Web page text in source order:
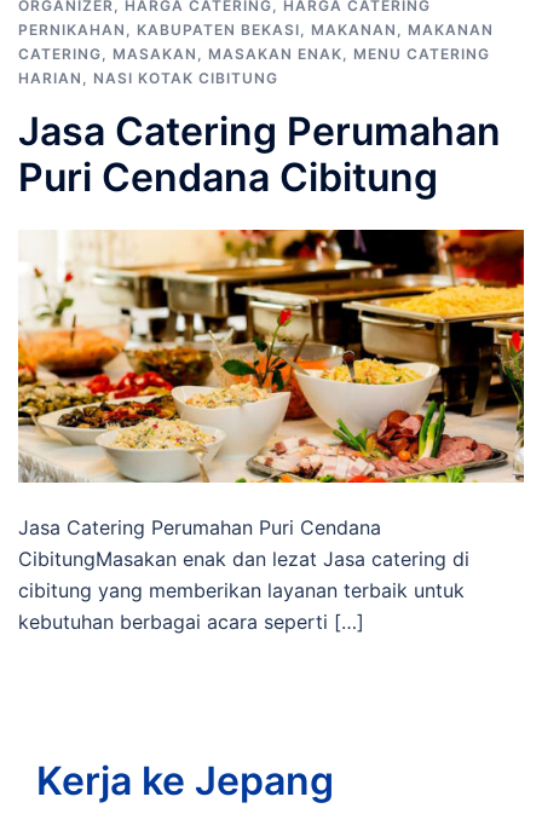
ORGANIZER, HARGA CATERING, HARGA CATERING
PERNIKAHAN , KABUPATEN BEKASI, MAKANAN , MAKANAN
CATERING, MASAKAN , MASAKAN ENAK, MENU CATERING
HARIAN , NASI KOTAK CIBITUNG
Jasa Catering Perumahan
Puri Cendana Cibitung
Jasa Catering Perumahan Puri Cendana
CibitungMasakan enak dan lezat Jasa catering di
cibitung yang memberikan layanan terbaik untuk
kebutuhan berbagai acara seperti […]
Kerja ke Jepang